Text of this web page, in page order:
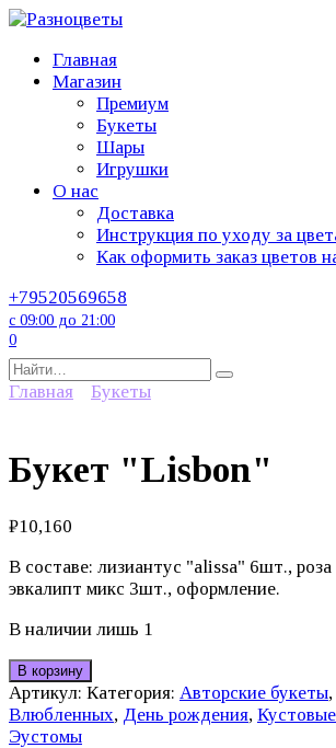
Перейти
содержанию
Главная
Магазин
Премиум
Букеты
Шары
Игрушки
О нас
Доставка
Инструкция по уходу за
Как оформить заказ цветов
+79520569658
с 09:00 до 21:00
0
Search
for:
Главная Букеты
Букет "Lisbon"
₽10,160
В составе: лизиантус "alissa" 6шт.,
эвкалипт микс 3шт., оформление.
В наличии лишь 1
В корзину
Артикул: Категория: Авторские букеты,
Влюбленных, День рождения,
Эустомы